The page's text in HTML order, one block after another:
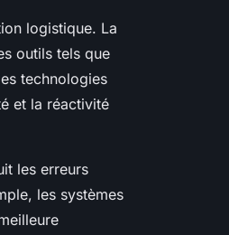
logistique. La
outils tels que
technologies
et la réactivité
les erreurs
les systèmes